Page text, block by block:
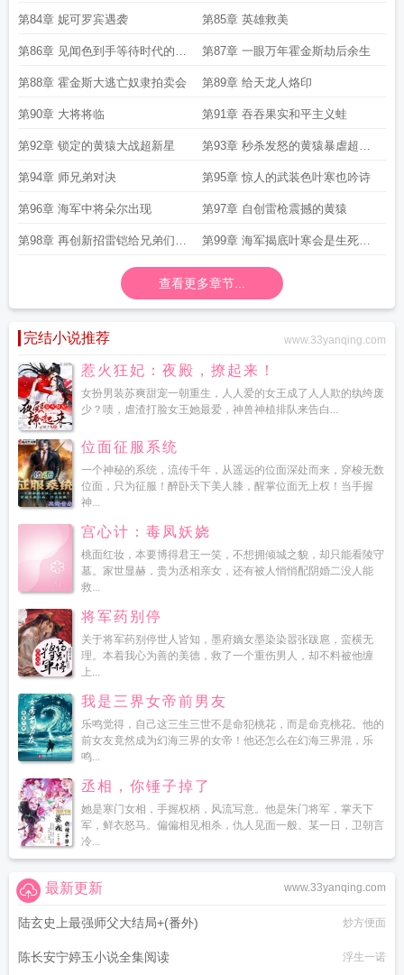
度
第84章 妮可罗宾遇袭 第85章 英雄救美
第86章 见闻色到手等待时代的浪
潮
第87章 一眼万年霍金斯劫后余生
第88章 霍金斯大逃亡奴隶拍卖会 第89章 给天龙人烙印
第90章 大将将临 第91章 吞吞果实和平主义蛙
第92章 锁定的黄猿大战超新星 第93章 秒杀发怒的黄猿暴虐超新
星
第94章 师兄弟对决 第95章 惊人的武装色叶寒也吟诗
第96章 海军中将朵尔出现 第97章 自创雷枪震撼的黄猿
第98章 再创新招雷铠给兄弟们加 第99章 海军揭底叶寒会是生死大
敌
查看更多章节...
完结小说推荐 www.33yanqing.com
惹火狂妃：夜殿，撩起来！
女扮男装苏爽甜宠一朝重生，人人爱的女王成了人人欺的纨绔废
少？啧，虐渣打脸女王她最爱，神兽神植排队来告白...
位面征服系统
一个神秘的系统，流传千年，从遥远的位面深处而来，穿梭无数
位面，只为征服！醉卧天下美人膝，醒掌位面无上权！当手握
神...
宫心计：毒凤妖娆
桃面红妆，本要博得君王一笑，不想拥倾城之貌，却只能看陵守
墓。家世显赫，贵为丞相亲女，还有被人悄悄配阴婚二没人能
救...
将军药别停
关于将军药别停世人皆知，墨府嫡女墨染染嚣张跋扈，蛮横无
理。本着我心为善的美德，救了一个重伤男人，却不料被他缠
上...
我是三界女帝前男友
乐鸣觉得，自己这三生三世不是命犯桃花，而是命克桃花。他的
前女友竟然成为幻海三界的女帝！他还怎么在幻海三界混，乐
鸣...
丞相，你锤子掉了
她是寒门女相，手握权柄，风流写意。他是朱门将军，掌天下
军，鲜衣怒马。偏偏相见相杀，仇人见面一般。某一日，卫朝言
冷...
www.33yanqing.com
最新更新
陆玄史上最强师父大结局+(番外) 炒方便面
陈长安宁婷玉小说全集阅读 浮生一诺